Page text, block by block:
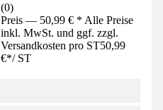
(0)
Preis — 50,99 € * Alle Preise
inkl. MwSt. und ggf. zzgl.
Versandkosten pro ST50,99
€*/ ST